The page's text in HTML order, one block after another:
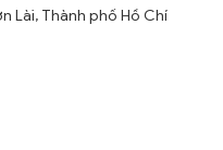
Lài, Thành phố Hồ Chí